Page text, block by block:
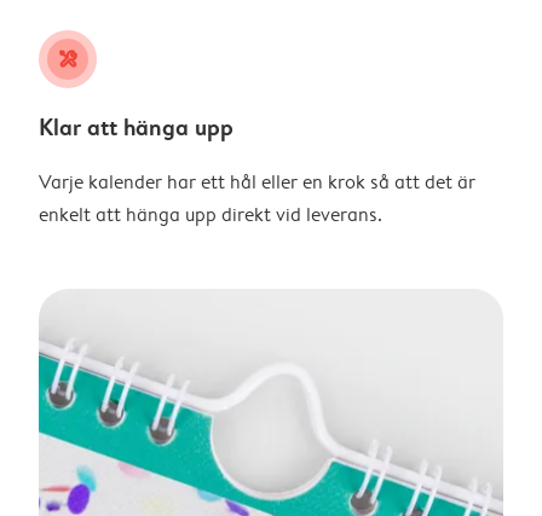
tools
Klar att hänga upp
Varje kalender har ett hål eller en krok så att det är
enkelt att hänga upp direkt vid leverans.